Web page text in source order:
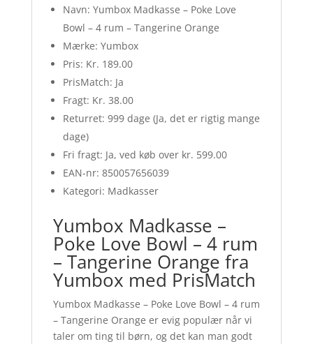
Navn: Yumbox Madkasse – Poke Love
Bowl – 4 rum – Tangerine Orange
Mærke: Yumbox
Pris: Kr. 189.00
PrisMatch: Ja
Fragt: Kr. 38.00
Returret: 999 dage (Ja, det er rigtig mange
dage)
Fri fragt: Ja, ved køb over kr. 599.00
EAN-nr: 850057656039
Kategori: Madkasser
Yumbox Madkasse –
Poke Love Bowl – 4 rum
– Tangerine Orange fra
Yumbox med PrisMatch
Yumbox Madkasse – Poke Love Bowl – 4 rum
– Tangerine Orange er evig populær når vi
taler om ting til børn, og det kan man godt